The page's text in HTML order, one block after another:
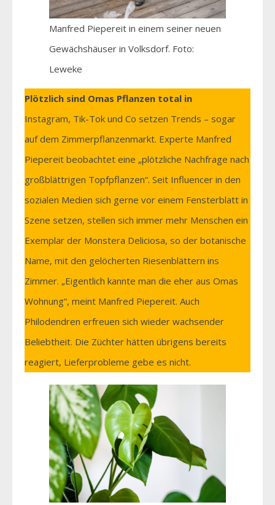
Manfred Piepereit in einem seiner neuen
Gewächshäuser in Volksdorf. Foto:
Leweke
Plötzlich sind Omas Pflanzen total in
Instagram, Tik-Tok und Co setzen Trends – sogar
auf dem Zimmerpflanzenmarkt. Experte Manfred
Piepereit beobachtet eine „plötzliche Nachfrage nach
großblättrigen Topfpflanzen“. Seit Influencer in den
sozialen Medien sich gerne vor einem Fensterblatt in
Szene setzen, stellen sich immer mehr Menschen ein
Exemplar der Monstera Deliciosa, so der botanische
Name, mit den gelöcherten Riesenblättern ins
Zimmer. „Eigentlich kannte man die eher aus Omas
Wohnung“, meint Manfred Piepereit. Auch
Philodendren erfreuen sich wieder wachsender
Beliebtheit. Die Züchter hätten übrigens bereits
reagiert, Lieferprobleme gebe es nicht.